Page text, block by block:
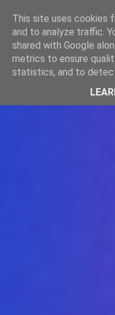
This site uses cookies
and to analyze traffic.
shared with Google
metrics to ensure
statistics, and to